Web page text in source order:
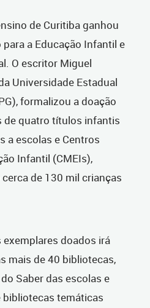
de Curitiba ganhou
a Educação Infantil e
O escritor Miguel
Universidade Estadual
formalizou a doação
de quatro títulos infantis
a escolas e Centros
Infantil (CMEIs),
de 130 mil crianças
doados irá
mais de 40 bibliotecas,
Saber das escolas e
bibliotecas temáticas